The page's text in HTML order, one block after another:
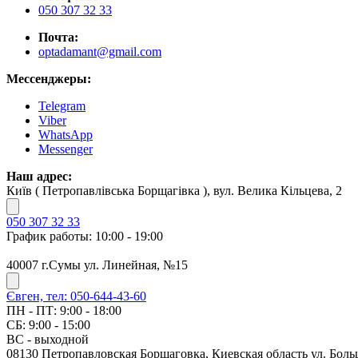
050 307 32 33
Почта:
optadamant@gmail.com
Мессенджеры:
Telegram
Viber
WhatsApp
Messenger
Наш адрес:
Київ ( Петропавлівська Борщагівка ), вул. Велика Кільцева, 2
050 307 32 33
График работы: 10:00 - 19:00
40007 г.Сумы ул. Линейная, №15
Євген, тел: 050-644-43-60
ПН - ПТ: 9:00 - 18:00
СБ: 9:00 - 15:00
ВС - выходной
08130 Петропавловская Борщаговка, Киевская область ул.